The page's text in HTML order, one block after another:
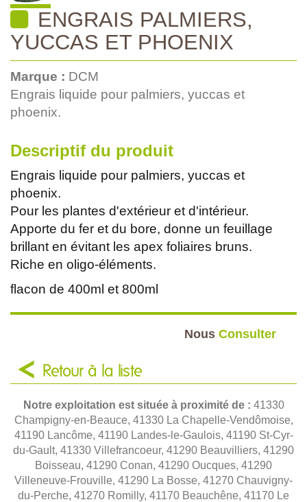
ENGRAIS PALMIERS,
YUCCAS ET PHOENIX
Marque : DCM
Engrais liquide pour palmiers, yuccas et
phoenix.
Descriptif du produit
Engrais liquide pour palmiers, yuccas et
phoenix.
Pour les plantes d'extérieur et d'intérieur.
Apporte du fer et du bore, donne un feuillage
brillant en évitant les apex foliaires bruns.
Riche en oligo-éléments.
flacon de 400ml et 800ml
Nous Consulter
Retour à la liste
Notre exploitation est située à proximité de : 41330
Champigny-en-Beauce, 41330 La Chapelle-Vendômoise,
41190 Lancôme, 41190 Landes-le-Gaulois, 41190 St-Cyr-
du-Gault, 41330 Villefrancoeur, 41290 Beauvilliers, 41290
Boisseau, 41290 Conan, 41290 Oucques, 41290
Villeneuve-Frouville, 41290 La Bosse, 41270 Chauvigny-
du-Perche, 41270 Romilly, 41170 Beauchêne, 41170 Le